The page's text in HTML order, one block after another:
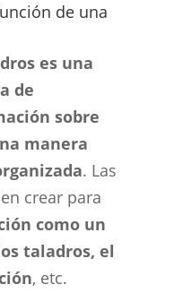
de una
es una
de
sobre
manera
. Las
crear para
como un
taladros, el
, etc.